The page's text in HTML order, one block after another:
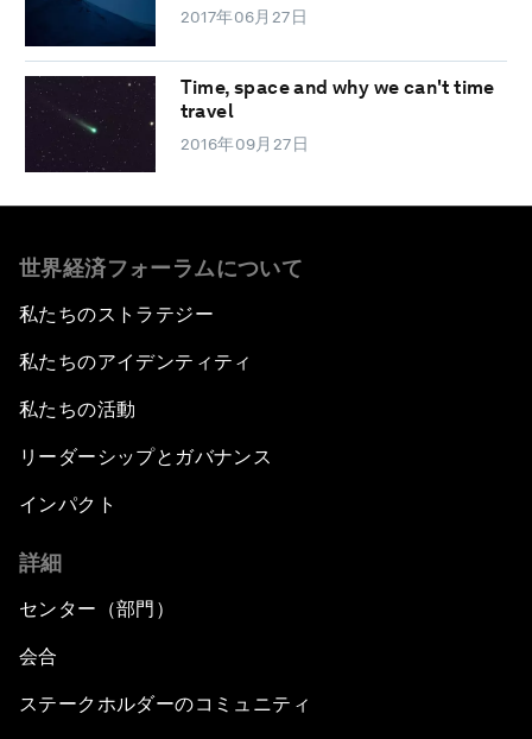
2017年06月27日
Time, space and why we can't time
travel
2016年09月27日
世界経済フォーラムについて
私たちのストラテジー
私たちのアイデンティティ
私たちの活動
リーダーシップとガバナンス
インパクト
詳細
センター（部門）
会合
ステークホルダーのコミュニティ